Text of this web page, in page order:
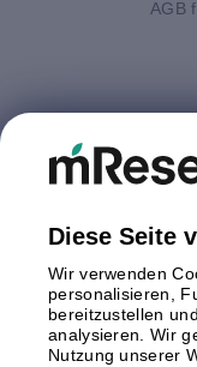
AGB
Diese Seite
Wir verwenden
personalisieren,
bereitzustellen
analysieren. Wir
Nutzung unserer